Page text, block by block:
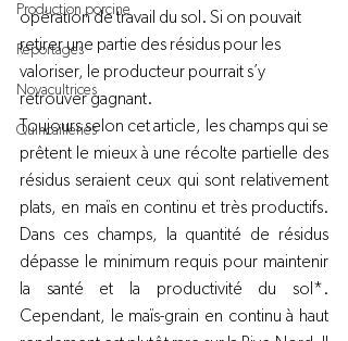
Production porcine
Reportages
Novacultrices
Quincailleries
opération de travail du sol. Si on pouvait
retirer une partie des résidus pour les
valoriser, le producteur pourrait s’y
retrouver gagnant.
Toujours selon cet article, les champs qui se
prêtent le mieux à une récolte partielle des
résidus seraient ceux qui sont relativement
plats, en maïs en continu et très productifs.
Dans ces champs, la quantité de résidus
dépasse le minimum requis pour maintenir
la santé et la productivité du sol*.
Cependant, le maïs-grain en continu à haut